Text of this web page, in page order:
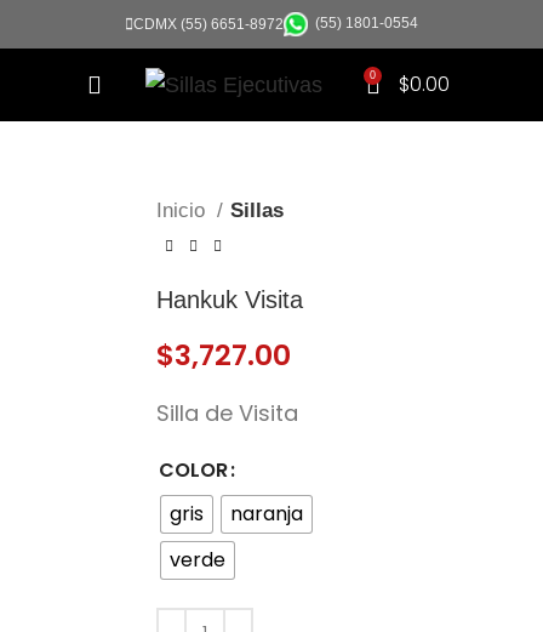
CDMX (55) 6651-8972 (55) 1801-0554
0 $0.00
Click to enlarge
Inicio Sillas
Hankuk Visita
$3,727.00
Silla de Visita
COLOR
gris
naranja
verde